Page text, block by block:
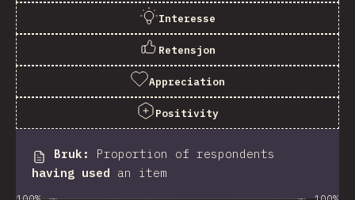
Interesse
Retensjon
Appreciation
Positivity
Bruk :
Proportion of respondents
having used an item